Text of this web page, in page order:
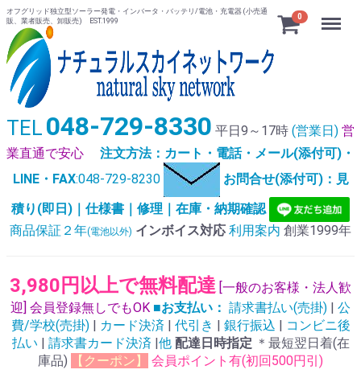
オフグリッド独立型ソーラー発電・インバータ・バッテリ/電池・充電器 (小売通
販、業者販売、卸販売) EST.1999
0 Menu
TEL 048-729-8330 平日9～17時 (営業日) 営
業直通で安心
注文方法：カート・電話・メール(添付可)・
LINE・FAX:048-729-8230
お問合せ(添付可)：見
積り(即日)｜仕様書｜修理｜在庫・納期確認
商品保証２年(電池以外) インボイス対応 利用案内 創業1999年
3,980円以上で無料配達 [一般のお客様・法人歓
迎] 会員登録無しでもOK ■お支払い： 請求書払い(売掛) | 公
費/学校(売掛) | カード決済 | 代引き | 銀行振込 | コンビニ後
払い | 請求書カード決済 |他 配達日時指定 ＊最短翌日着(在
庫品)
【クーポン】 会員ポイント有(初回500円引)